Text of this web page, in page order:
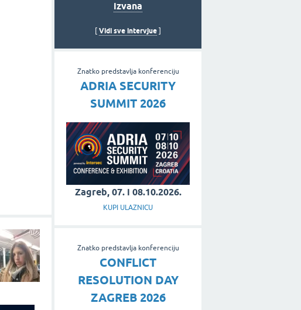
izvana
Vidi sve intervjue
Znatko predstavlja konferenciju
ADRIA SECURITY
SUMMIT 2026
Zagreb, 07. i 08.10.2026.
KUPI ULAZNICU
Znatko predstavlja konferenciju
CONFLICT
RESOLUTION DAY
ZAGREB 2026